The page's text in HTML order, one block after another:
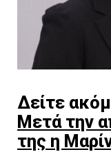
Δείτε
Μετά την
της η